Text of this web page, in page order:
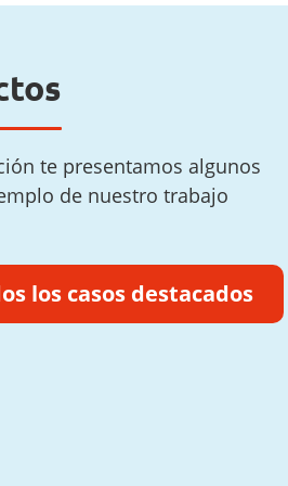
te presentamos algunos
de nuestro trabajo
los casos destacados